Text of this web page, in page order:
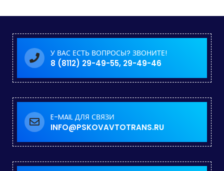
У ВАС ЕСТЬ ВОПРОСЫ? ЗВОНИТЕ!
8 (8112) 29-49-55, 29-49-46
E-MAIL ДЛЯ СВЯЗИ
INFO@PSKOVAVTOTRANS.RU